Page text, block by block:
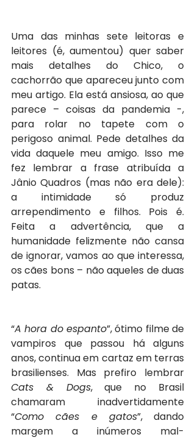
Uma das minhas sete leitoras e
leitores (é, aumentou) quer saber
mais detalhes do Chico, o
cachorrão que apareceu junto com
meu artigo. Ela está ansiosa, ao que
parece – coisas da pandemia -,
para rolar no tapete com o
perigoso animal. Pede detalhes da
vida daquele meu amigo. Isso me
fez lembrar a frase atribuída a
Jânio Quadros (mas não era dele):
a intimidade só produz
arrependimento e filhos. Pois é.
Feita a advertência, que a
humanidade felizmente não cansa
de ignorar, vamos ao que interessa,
os cães bons – não aqueles de duas
patas.
“A hora do espanto”, ótimo filme de
vampiros que passou há alguns
anos, continua em cartaz em terras
Cats & Dogs, que no Brasil
chamaram inadvertidamente
“Como cães e gatos”, dando
margem a inúmeros mal-